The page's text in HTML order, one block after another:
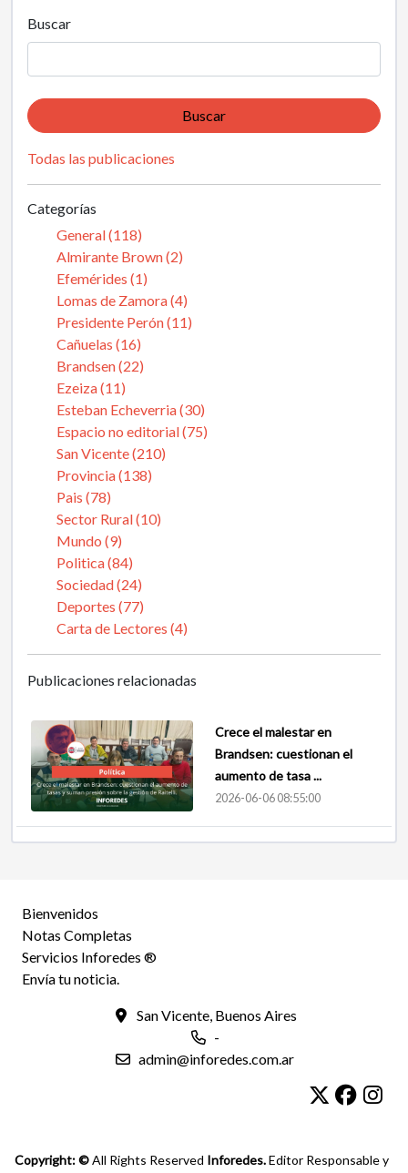
Buscar
Buscar
Todas las publicaciones
Categorías
General (118)
Almirante Brown (2)
Efemérides (1)
Lomas de Zamora (4)
Presidente Perón (11)
Cañuelas (16)
Brandsen (22)
Ezeiza (11)
Esteban Echeverria (30)
Espacio no editorial (75)
San Vicente (210)
Provincia (138)
Pais (78)
Sector Rural (10)
Mundo (9)
Politica (84)
Sociedad (24)
Deportes (77)
Carta de Lectores (4)
Publicaciones relacionadas
Crece el malestar en
Brandsen: cuestionan el
aumento de tasa ...
2026-06-06 08:55:00
Bienvenidos
Notas Completas
Servicios Inforedes ®
Envía tu noticia.
San Vicente, Buenos Aires
-
admin@inforedes.com.ar
Copyright: ©All Rights Reserved Inforedes.Editor Responsable y